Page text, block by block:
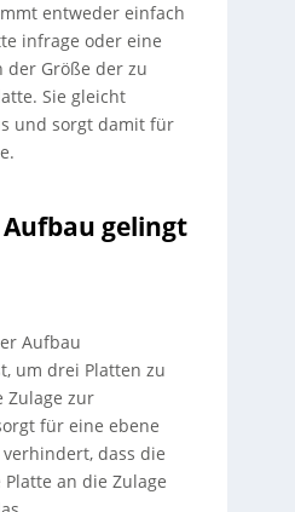
entweder einfach
infrage oder eine
Größe der zu
Sie gleicht
und sorgt damit für
gelingt
Aufbau
um drei Platten zu
Zulage zur
für eine ebene
verhindert, dass die
an die Zulage